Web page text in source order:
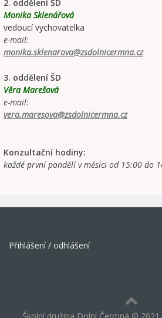
2. oddělení ŠD
Monika Sklenářová
vedoucí vychovatelka
e-mail:
monika.sklenarova@zsdolnicermna.cz
3. oddělení ŠD
Věra Marešová
e-mail:
vera.maresova@zsdolnicermna.cz
Konzultační hodiny:
každé první pondělí v měsíci od 15:00 do
Přihlášení / odhlášení